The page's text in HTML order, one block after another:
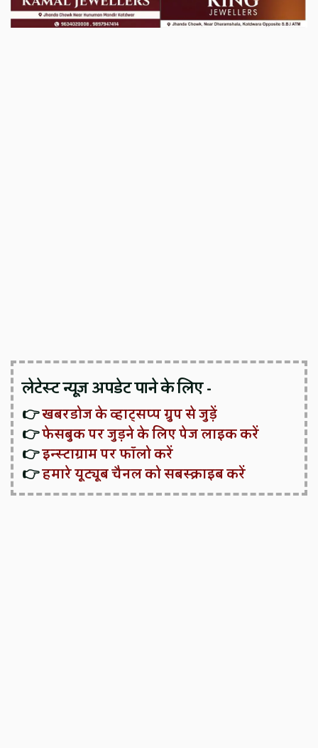
लेटेस्ट न्यूज़ अपडेट पाने के लिए -
👉खबरडोज के व्हाट्सप्प ग्रुप से जुड़ें
👉फेसबुक पर जुड़ने के लिए पेज लाइक करें
👉इन्स्टाग्राम पर फॉलो करें
👉हमारे यूट्यूब चैनल को सबस्क्राइब करें